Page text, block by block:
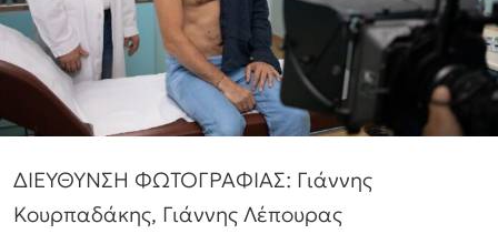
ΔΙΕΥΘΥΝΣΗ ΦΩΤΟΓΡΑΦΙΑΣ: Γιάννης
Κουρπαδάκης, Γιάννης Λέπουρας